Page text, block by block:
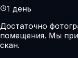
1 день
Достаточно
помещения. Мы
скан.